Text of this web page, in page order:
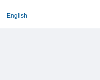
English